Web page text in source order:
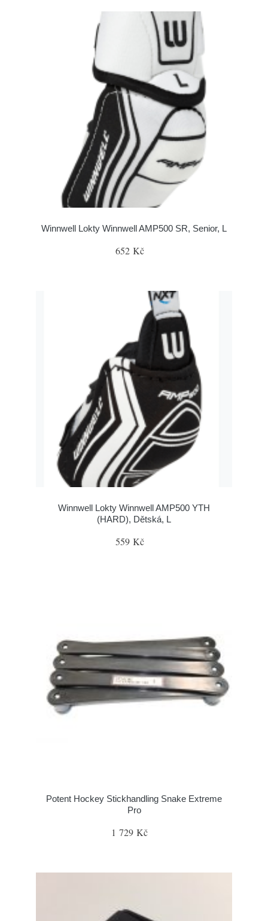
Winnwell Lokty Winnwell AMP500 SR, Senior, L
652 Kč
Winnwell Lokty Winnwell AMP500 YTH
(HARD), Dětská, L
559 Kč
Potent Hockey Stickhandling Snake Extreme
Pro
1 729 Kč